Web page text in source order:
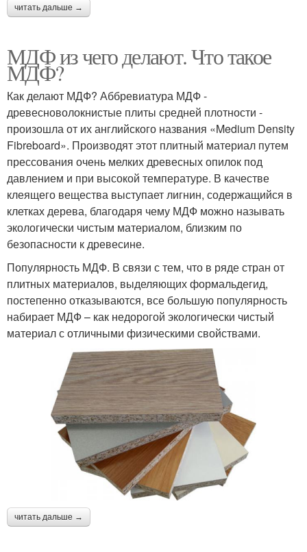
читать дальше →
МДФ из чего делают. Что такое
МДФ?
Как делают МДФ? Аббревиатура МДФ -
древесноволокнистые плиты средней плотности -
произошла от их английского названия «Medium Density
Fibreboard». Производят этот плитный материал путем
прессования очень мелких древесных опилок под
давлением и при высокой температуре. В качестве
клеящего вещества выступает лигнин, содержащийся в
клетках дерева, благодаря чему МДФ можно называть
экологически чистым материалом, близким по
безопасности к древесине.
Популярность МДФ. В связи с тем, что в ряде стран от
плитных материалов, выделяющих формальдегид,
постепенно отказываются, все большую популярность
набирает МДФ – как недорогой экологически чистый
материал с отличными физическими свойствами.
читать дальше →